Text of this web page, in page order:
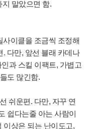
말았으면 함.
사이클을 조금씩 조정해
다만, 앞선 블래 카데나
과 스킬 이팩트, 가볍고
도 많긴함.
쉬운편. 다만, 자꾸 연
쉽다는줄 아는 사람이
이상은 되는 난이도고,